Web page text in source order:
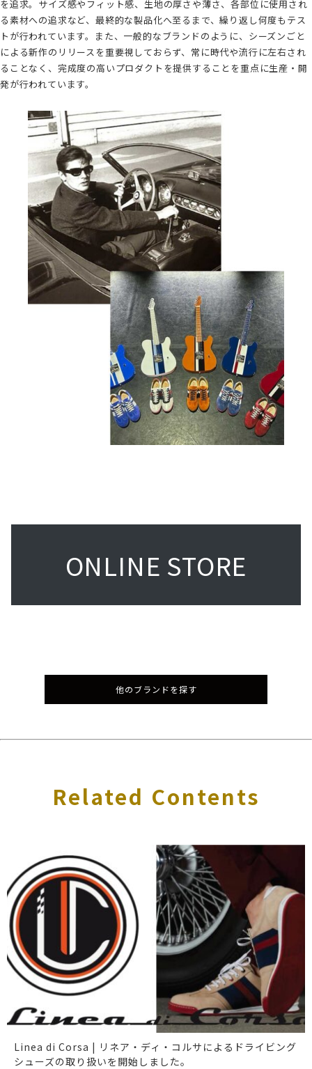
を追求。サイズ感やフィット感、生地の厚さや薄さ、各部位に使用され
る素材への追求など、最終的な製品化へ至るまで、繰り返し何度もテス
トが行われています。また、一般的なブランドのように、シーズンごと
による新作のリリースを重要視しておらず、常に時代や流行に左右され
ることなく、完成度の高いプロダクトを提供することを重点に生産・開
発が行われています。
ONLINE STORE
他のブランドを探す
Related Contents
Linea di Corsa | リネア・ディ・コルサによるドライビング
シューズの取り扱いを開始しました。